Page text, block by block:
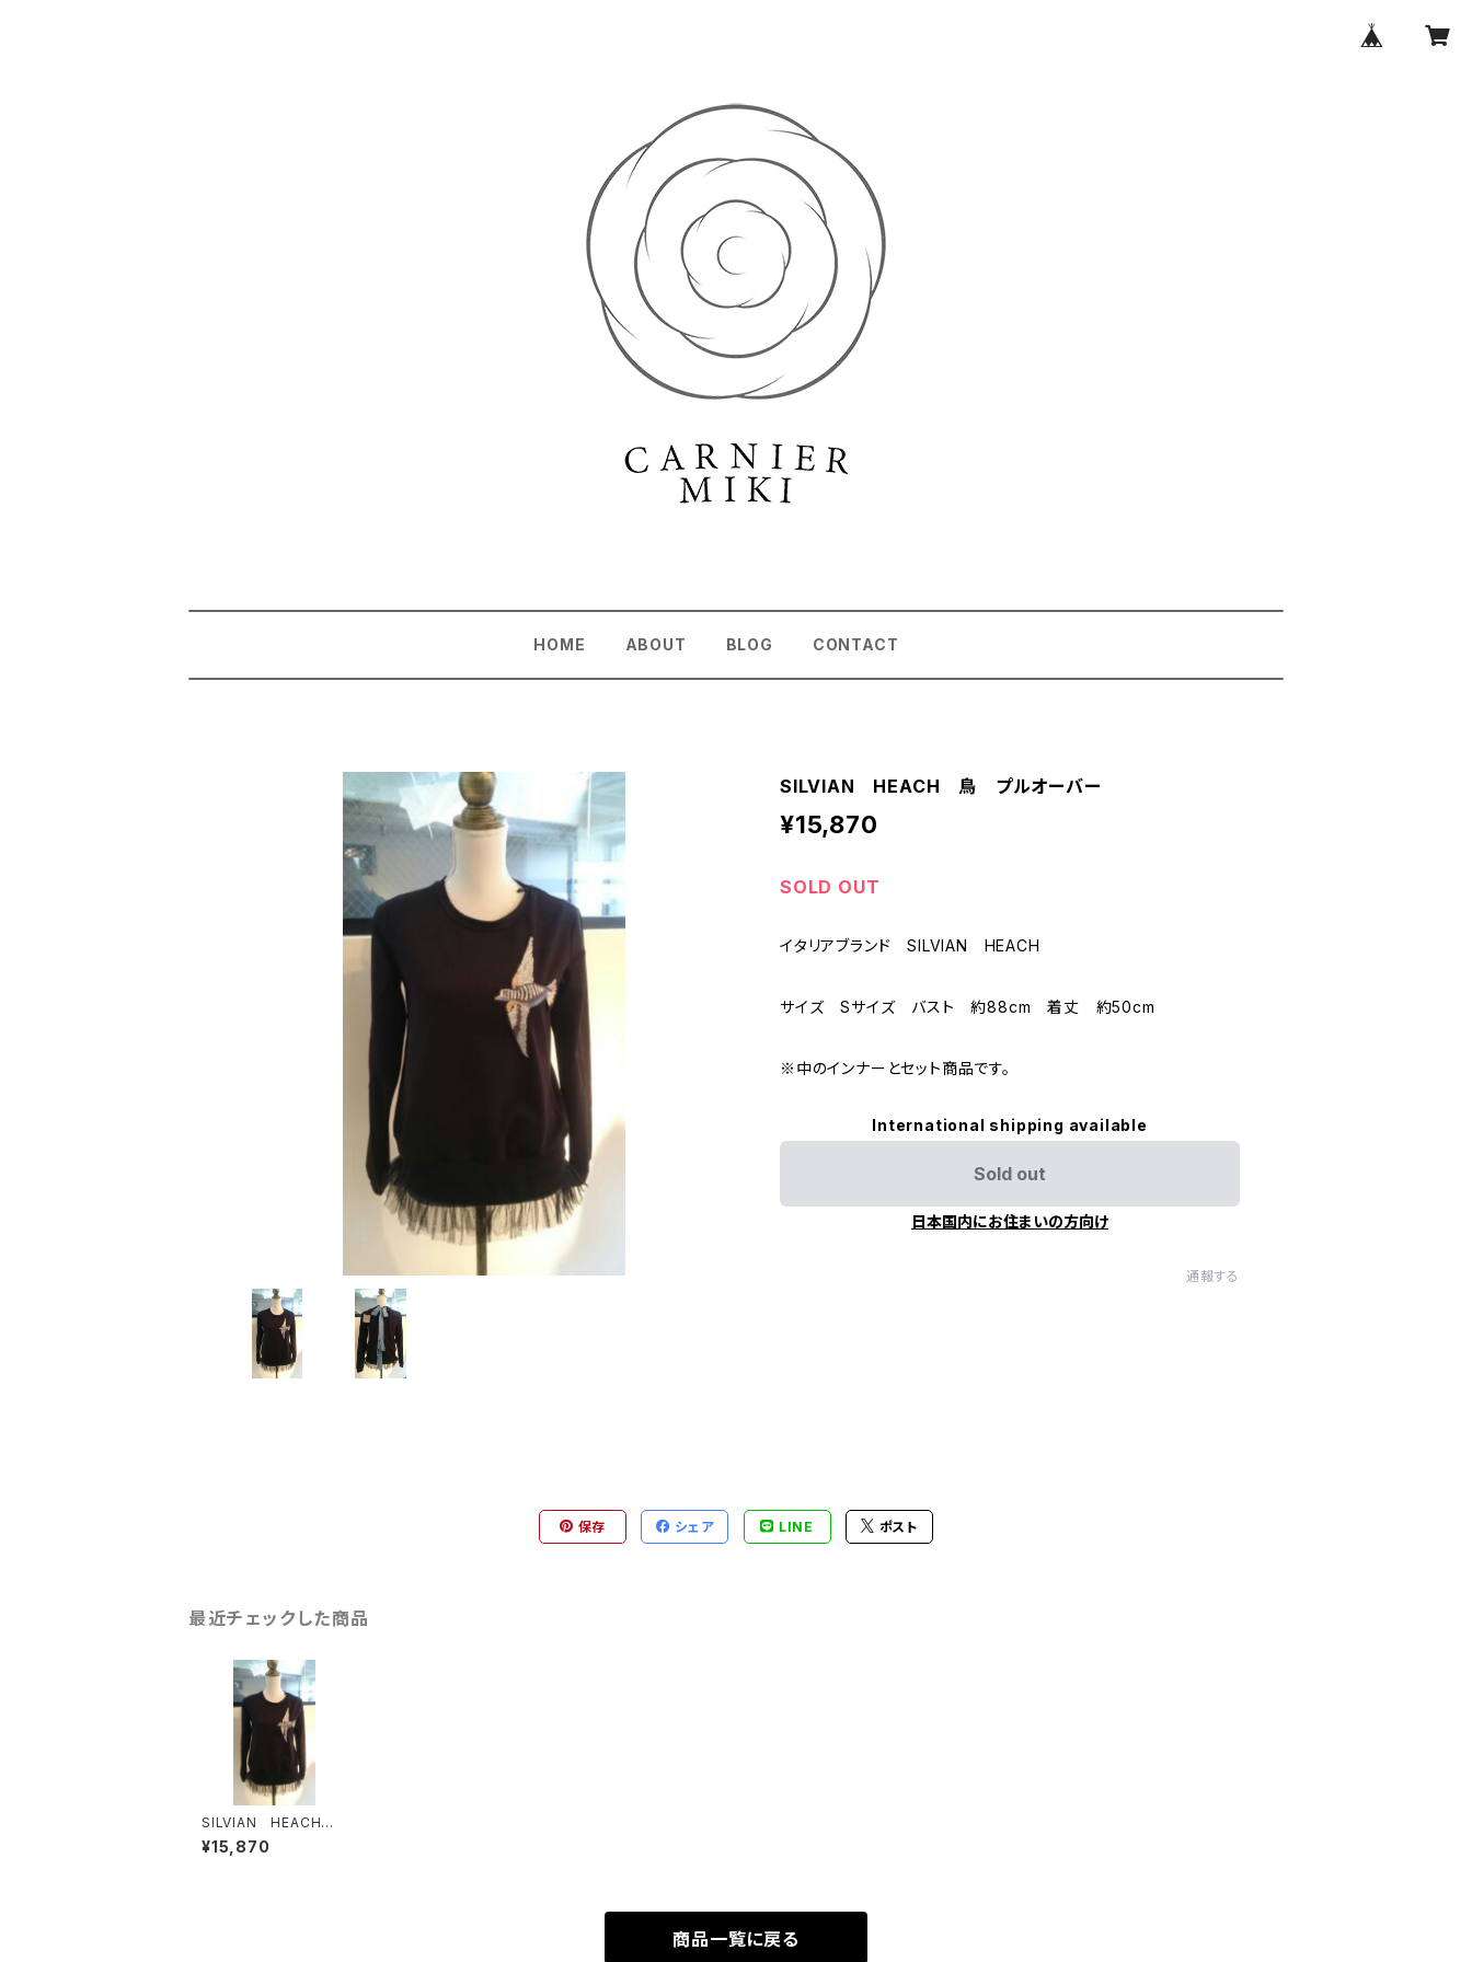
HOME ABOUT BLOG CONTACT
SILVIAN HEACH 鳥 プルオーバー
¥15,870
SOLD OUT
イタリアブランド SILVIAN HEACH
サイズ Sサイズ バスト 約88cm 着丈 約50cm
※中のインナーとセット商品です。
International shipping available
Sold out
日本国内にお住まいの方向け
通報する
保存 シェア LINE ポスト
最近チェックした商品
SILVIAN HEACH
鳥 プルオーバー
¥15,870
商品一覧に戻る